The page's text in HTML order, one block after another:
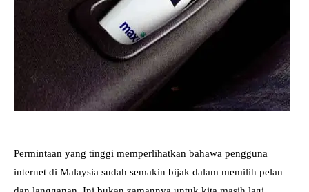
Permintaan yang tinggi memperlihatkan bahawa pengguna
internet di Malaysia sudah semakin bijak dalam memilih pelan